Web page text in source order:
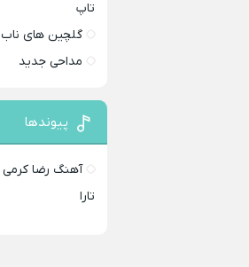
تاپ
گلچین های ناب
مداحی جدید
پیوندها
آهنگ رضا کرمی
تارا